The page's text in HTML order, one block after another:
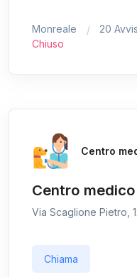
Monreale 20
Chiuso
Centro
Centro
Via Scaglione Pietro,
Chiama